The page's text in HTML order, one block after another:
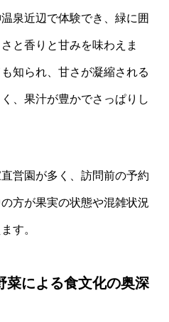
泉近辺で体験でき、緑に囲
と香りと甘みを味わえま
知られ、甘さが凝縮される
、果汁が豊かでさっぱりし
営園が多く、訪問前の予約
方が果実の状態や混雑状況
す。
菜による食文化の奥深